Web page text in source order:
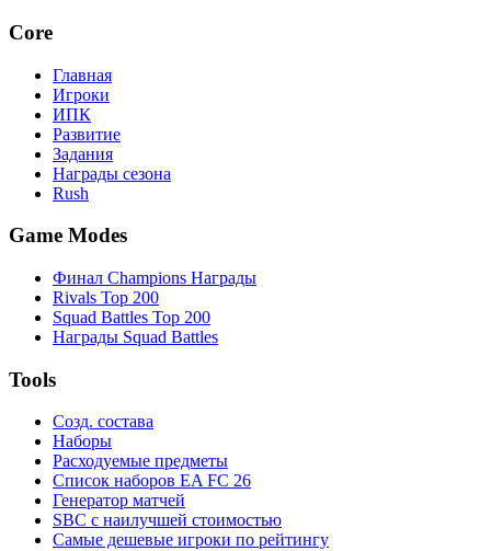
Core
Главная
Игроки
ИПК
Развитие
Задания
Награды сезона
Rush
Game Modes
Финал Champions Награды
Rivals Top 200
Squad Battles Top 200
Награды Squad Battles
Tools
Созд. состава
Наборы
Расходуемые предметы
Список наборов EA FC 26
Генератор матчей
SBC с наилучшей стоимостью
Самые дешевые игроки по рейтингу